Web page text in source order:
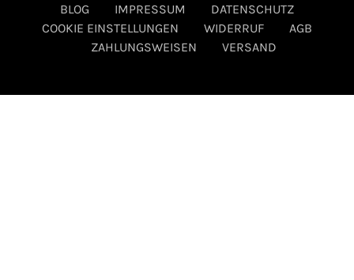
BLOG IMPRESSUM
DATENSCHUTZ
COOKIE EINSTELLUNGEN
WIDERRUF
AGB
ZAHLUNGSWEISEN
VERSAND